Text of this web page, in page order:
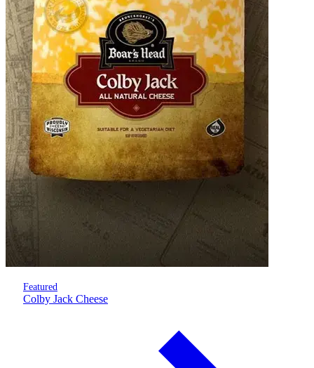
Featured
Colby Jack Cheese